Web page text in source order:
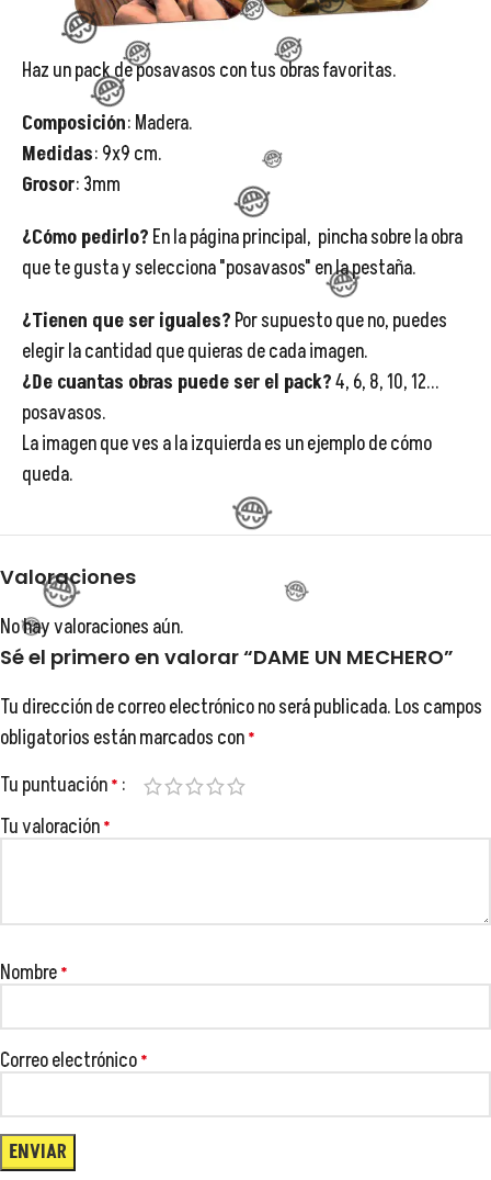
Haz un pack de posavasos con tus obras favoritas.
Composición: Madera.
Medidas: 9x9 cm.
Grosor: 3mm
¿Cómo pedirlo? En la página principal, pincha sobre la obra
que te gusta y selecciona "posavasos" en la pestaña.
¿Tienen que ser iguales? Por supuesto que no, puedes
elegir la cantidad que quieras de cada imagen.
¿De cuantas obras puede ser el pack?4, 6, 8, 10, 12...
posavasos.
La imagen que ves a la izquierda es un ejemplo de cómo
queda.
Valoraciones
No hay valoraciones aún.
Sé el primero en valorar “DAME UN MECHERO”
Tu dirección de correo electrónico no será publicada. Los campos
obligatorios están marcados con*
Tu puntuación*
Tu valoración*
Nombre*
Correo electrónico*
😂
😂
😂
😂
😂
😂
😂
😂
😂
😂